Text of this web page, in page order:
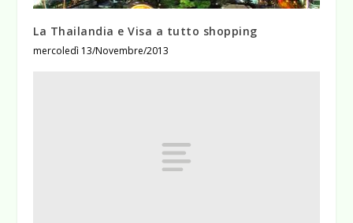
La Thailandia e Visa a tutto shopping
mercoledì 13/Novembre/2013